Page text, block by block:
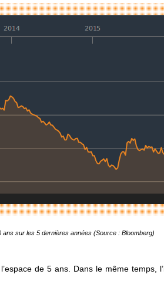
ans sur les 5 dernières années (Source : Bloomberg)
de 5 ans. Dans le même temps,